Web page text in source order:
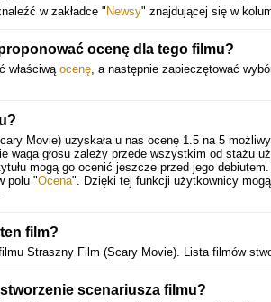
w zakładce "Newsy" znajdującej się w
ocenę dla tego filmu?
właściwąocenę, a następnie zapieczętować
Movie) uzyskała u nas ocenę 1.5 na 5
waga głosu zależy przede wszystkim od stażu
mogą go ocenić jeszcze przed jego
polu "Ocena". Dzięki tej funkcji użytkownicy
film?
Straszny Film (Scary Movie). Lista filmów
scenariusza filmu?